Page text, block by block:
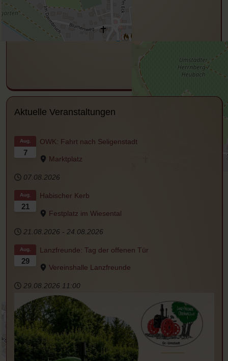
Aktuelle Veranstaltungen
7
Aug. OWK: Fahrt nach Seligenstadt
Marktplatz
07.08.2026
21
Aug. Habischer Kerb
Festplatz im Wiesental
21.08.2026 - 24.08.2026
29
Aug. Lanzfreunde: Tag der offenen Tür
Vereinshalle Lanzfreunde
29.08.2026 11:00